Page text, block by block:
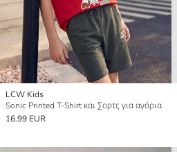
LCW Kids
Sonic Printed T-Shirt και Σορτς για αγόρια
16.99 EUR